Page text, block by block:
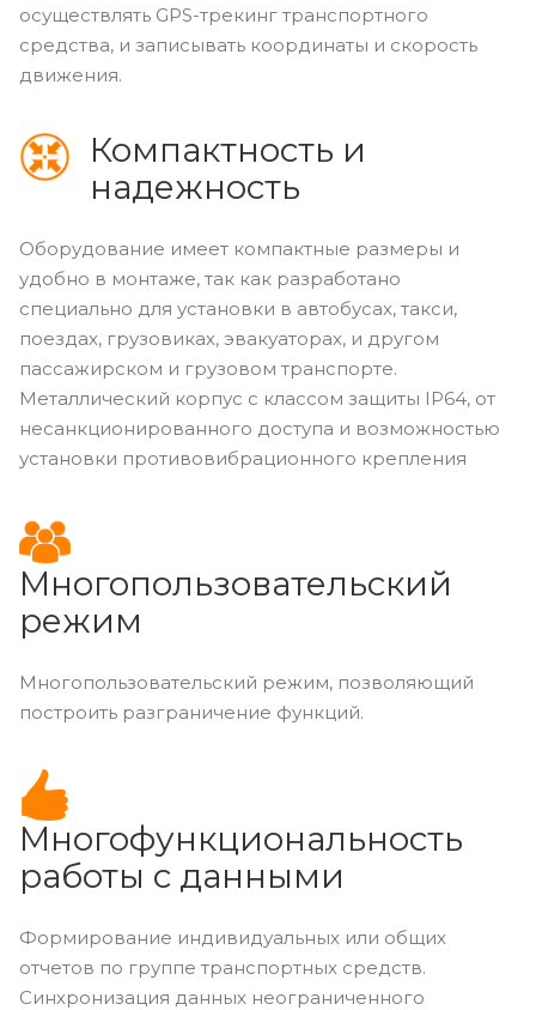
осуществлять GPS-трекинг транспортного
средства, и записывать координаты и скорость
движения.
Компактность и
надежность
Оборудование имеет компактные размеры и
удобно в монтаже, так как разработано
специально для установки в автобусах, такси,
поездах, грузовиках, эвакуаторах, и другом
пассажирском и грузовом транспорте.
Металлический корпус с классом защиты IP64, от
несанкционированного доступа и возможностью
установки противовибрационного крепления
Многопользовательский
режим
Многопользовательский режим, позволяющий
построить разграничение функций.
Многофункциональность
работы с данными
Формирование индивидуальных или общих
отчетов по группе транспортных средств.
Синхронизация данных неограниченного